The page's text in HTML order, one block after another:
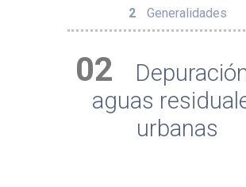
2 Generalidades
02
aguas
urbanas